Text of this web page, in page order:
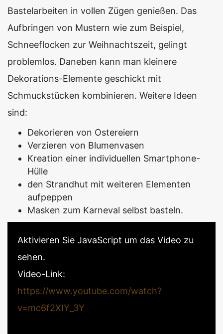
Bastelarbeiten in vollen Zügen genießen. Das
Aufbringen von Mustern wie zum Beispiel,
Schneeflocken zur Weihnachtszeit, gelingt
problemlos. Daneben kann man kleinere
Dekorations-Elemente geschickt mit
Schmuckstücken kombinieren. Weitere Ideen
sind:
Dekorieren von Ostereiern
Verzieren von Blumenvasen
Kreation einer individuellen Smartphone-
Hülle
den Strandhut mit weiteren Elementen
aufpeppen
Masken zum Karneval selbst basteln.
Aktivieren Sie JavaScript um das Video zu
sehen.
Video-Link:
https://www.youtube.com/watch?
v=mc6f2XIY_3Y